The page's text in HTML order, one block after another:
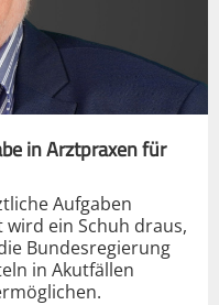
in Arztpraxen für
Aufgaben
ein Schuh draus,
Bundesregierung
in Akutfällen